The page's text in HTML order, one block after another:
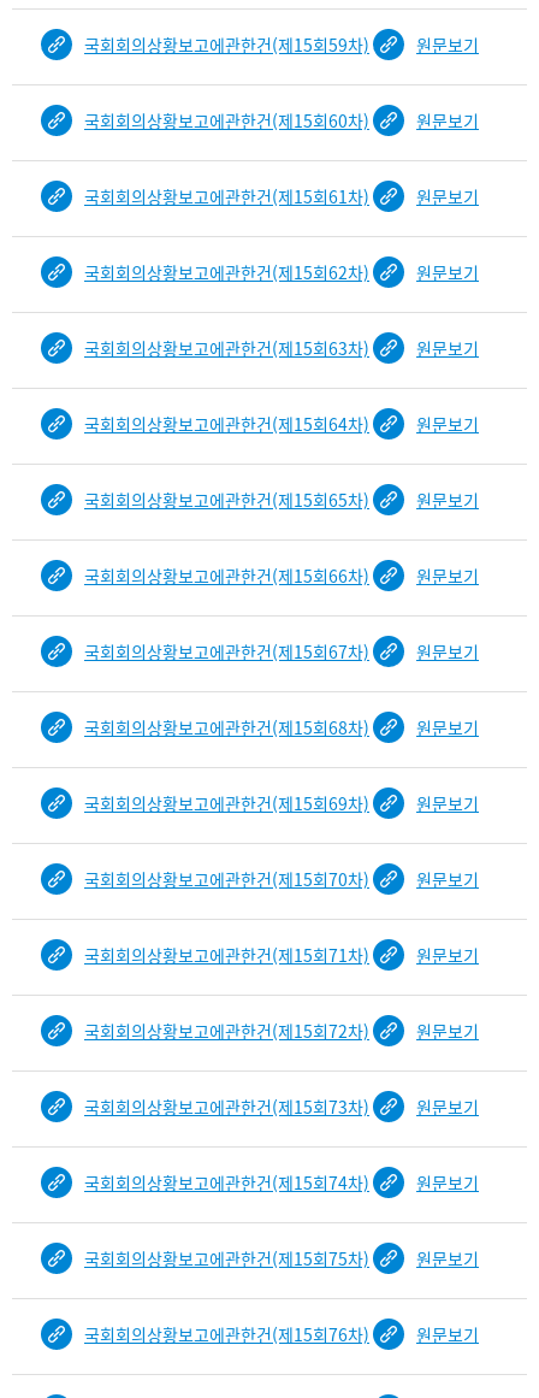
국회회의상황보고에관한건(제15회59차) 원문보기
국회회의상황보고에관한건(제15회60차) 원문보기
국회회의상황보고에관한건(제15회61차) 원문보기
국회회의상황보고에관한건(제15회62차) 원문보기
국회회의상황보고에관한건(제15회63차) 원문보기
국회회의상황보고에관한건(제15회64차) 원문보기
국회회의상황보고에관한건(제15회65차) 원문보기
국회회의상황보고에관한건(제15회66차) 원문보기
국회회의상황보고에관한건(제15회67차) 원문보기
국회회의상황보고에관한건(제15회68차) 원문보기
국회회의상황보고에관한건(제15회69차) 원문보기
국회회의상황보고에관한건(제15회70차) 원문보기
국회회의상황보고에관한건(제15회71차) 원문보기
국회회의상황보고에관한건(제15회72차) 원문보기
국회회의상황보고에관한건(제15회73차) 원문보기
국회회의상황보고에관한건(제15회74차) 원문보기
국회회의상황보고에관한건(제15회75차) 원문보기
국회회의상황보고에관한건(제15회76차) 원문보기